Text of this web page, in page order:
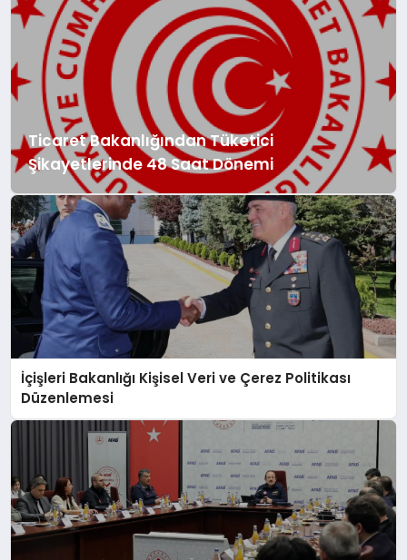
Ticaret Bakanlığından Tüketici
Şikayetlerinde 48 Saat Dönemi
İçişleri Bakanlığı Kişisel Veri ve Çerez Politikası
Düzenlemesi